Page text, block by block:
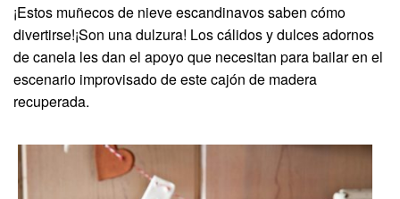
¡Estos muñecos de nieve escandinavos saben cómo
divertirse!¡Son una dulzura! Los cálidos y dulces adornos
de canela les dan el apoyo que necesitan para bailar en el
escenario improvisado de este cajón de madera
recuperada.